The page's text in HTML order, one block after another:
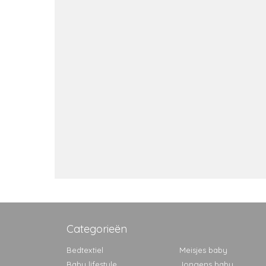
Categorieën
Bedtextiel
Meisjes baby